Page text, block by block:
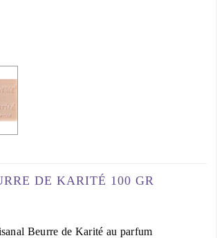
DE KARITÉ 100 GR
Beurre de Karité au parfum